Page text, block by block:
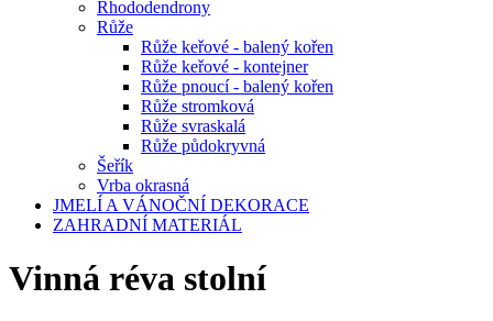
Rhododendrony
Růže
Růže keřové - balený kořen
Růže keřové - kontejner
Růže pnoucí - balený kořen
Růže stromková
Růže svraskalá
Růže půdokryvná
Šeřík
Vrba okrasná
JMELÍ A VÁNOČNÍ DEKORACE
ZAHRADNÍ MATERIÁL
Vinná réva stolní